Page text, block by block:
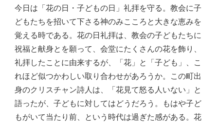
今日は「花の日・子どもの日」礼拝を守る。教会に子
どもたちを招いて下さる神のみこころと大きな恵みを
覚える時である。花の日礼拝は、教会の子どもたちに
祝福と献身とを願って、会堂にたくさんの花を飾り、
礼拝したことに由来するが、「花」と「子ども」、こ
れほど似つかわしい取り合わせがあろうか。この町出
身のクリスチャン詩人は、「花見て怒る人いない」と
語ったが、子どもに対してはどうだろう。もはや子ど
もがいて当たり前、という時代は過ぎた感がある。花